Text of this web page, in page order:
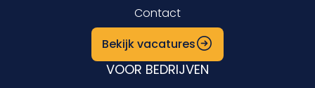
Contact
Bekijk vacatures
VOOR BEDRIJVEN